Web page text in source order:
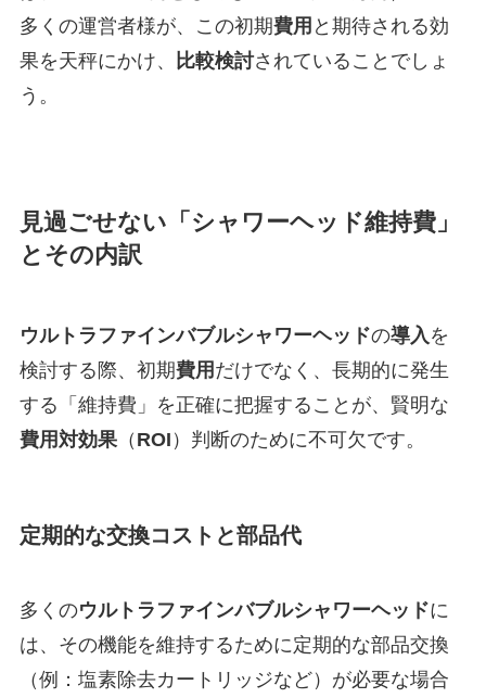
多くの運営者様が、この初期費用 と期待される効
果を天秤にかけ、
比較検討されていることでしょ
う。
見過ごせない「シャワーヘッド維持費」
とその内訳
ウルトラファインバブルシャワーヘッドの導入 を
検討する際、初期費用 だけでなく、長期的に発生
する「維持費」を正確に把握することが、賢明な
費用対効果（ ROI ）判断のために不可欠です。
定期的な交換コストと部品代
多くのウルトラファインバブルシャワーヘッドに
は、その機能を維持するために定期的な部品交換
（例：塩素除去カートリッジなど）が必要な場合